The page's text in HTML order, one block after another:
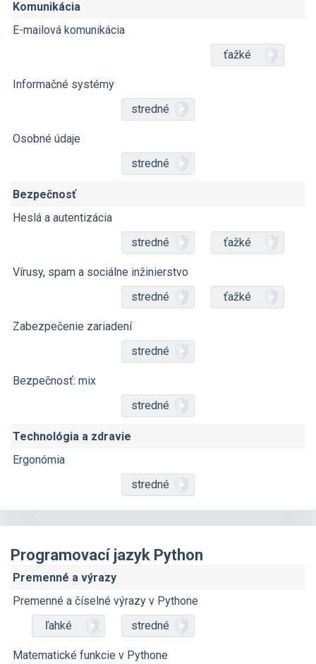
Komunikácia
E-mailová komunikácia
ťažké
Informačné systémy
stredné
Osobné údaje
stredné
Bezpečnosť
Heslá a autentizácia
stredné
ťažké
Vírusy, spam a sociálne inžinierstvo
stredné
ťažké
Zabezpečenie zariadení
stredné
Bezpečnosť: mix
stredné
Technológia a zdravie
Ergonómia
stredné
Programovací jazyk Python
Premenné a výrazy
Premenné a číselné výrazy v Pythone
ľahké
stredné
Matematické funkcie v Pythone